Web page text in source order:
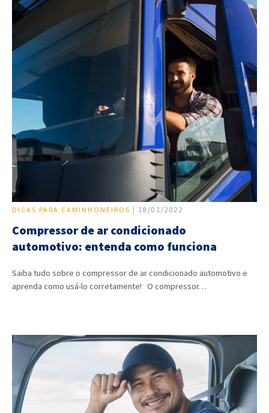
DICAS PARA CAMINHONEIROS | 18/01/2022
Compressor de ar condicionado
automotivo: entenda como funciona
Saiba tudo sobre o compressor de ar condicionado automotivo e
aprenda como usá-lo corretamente! O compressor…